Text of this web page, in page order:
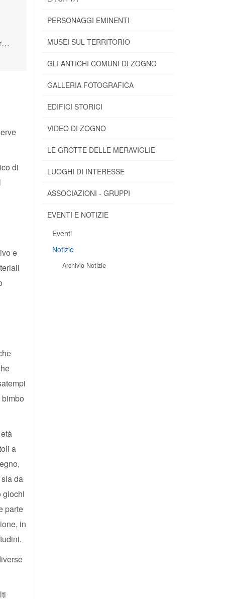
di
e
a
da
giochi
parte
in
PERSONAGGI EMINENTI
MUSEI SUL TERRITORIO
GLI ANTICHI COMUNI DI ZOGNO
GALLERIA FOTOGRAFICA
EDIFICI STORICI
VIDEO DI ZOGNO
LE GROTTE DELLE MERAVIGLIE
LUOGHI DI INTERESSE
ASSOCIAZIONI - GRUPPI
EVENTI E NOTIZIE
Eventi
Notizie
Archivio Notizie